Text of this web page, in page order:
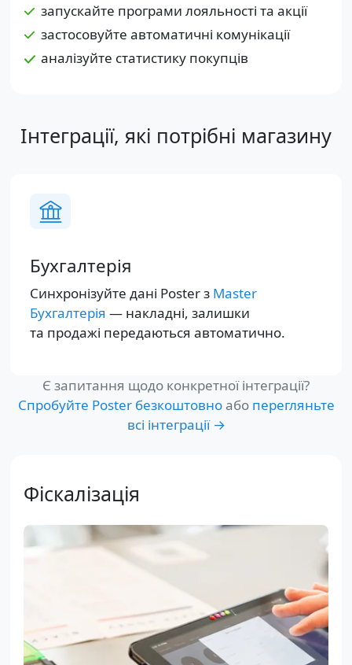
запускайте програми лояльності та акції
застосовуйте автоматичні комунікації
аналізуйте статистику покупців
Інтеграції, які потрібні магазину
Бухгалтерія
Синхронізуйте дані Poster з Master
Бухгалтерія — накладні, залишки
та продажі передаються автоматично.
Є запитання щодо конкретної інтеграції?
Спробуйте Poster безкоштовноабо перегляньте
всі інтеграції →
Фіскалізація